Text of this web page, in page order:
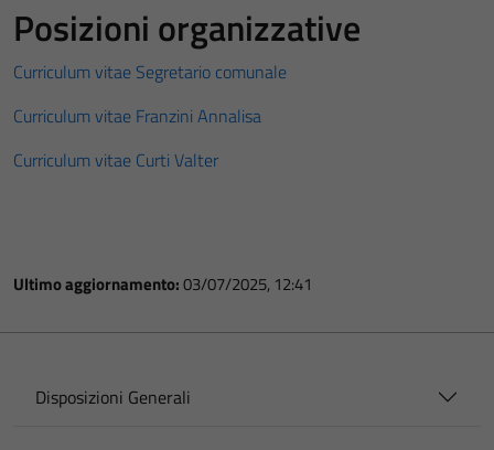
Posizioni organizzative
Curriculum vitae Segretario comunale
Curriculum vitae Franzini Annalisa
Curriculum vitae Curti Valter
Ultimo aggiornamento:03/07/2025, 12:41
Disposizioni Generali